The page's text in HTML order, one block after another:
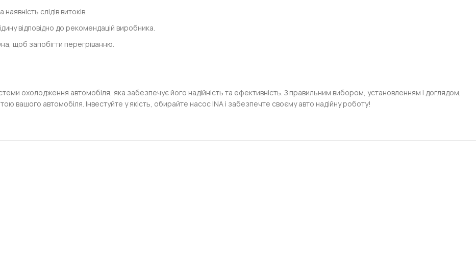
слідів витоків.
відповідно до рекомендацій виробника.
щоб запобігти перегріванню.
охолодження автомобіля, яка забезпечує його надійність та ефективність. З правильним вибором, установленням і доглядом,
автомобіля. Інвестуйте у якість, обирайте насос INA і забезпечте своєму авто надійну роботу!